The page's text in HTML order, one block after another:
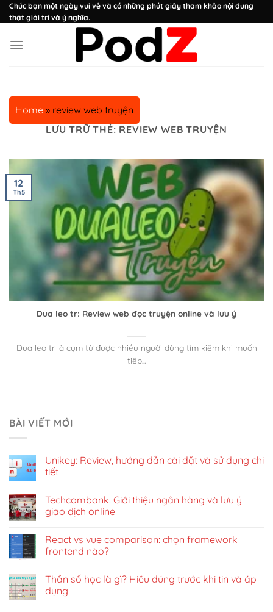
Chuyển
đến
dung
Chúc bạn một ngày vui vẻ và có những phút giây tham khảo nội dung
thật giải trí và ý nghĩa.
Home » review web truyện
LƯU TRỮ THẺ: REVIEW WEB TRUYỆN
Dua leo tr: Review web đọc truyện online và lưu ý
Dua leo tr là cụm từ được nhiều người dùng tìm kiếm khi muốn
tiếp...
12
Th5
BÀI VIẾT MỚI
Unikey: Review, hướng dẫn cài đặt và sử dụng chi
tiết
Techcombank: Giới thiệu ngân hàng và lưu ý
giao dịch online
React vs vue comparison: chọn framework
frontend nào?
Thần số học là gì? Hiểu đúng trước khi tin và áp
dụng